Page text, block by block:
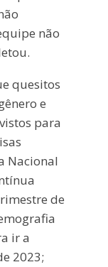
não
quesitos
e
para
Nacional
de
ir a
2023;